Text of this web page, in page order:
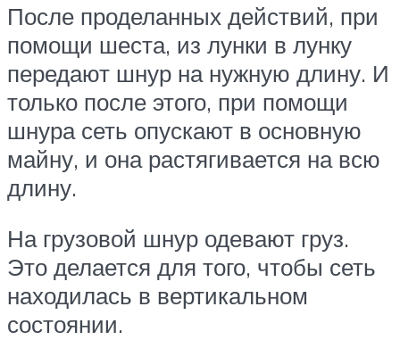
После проделанных действий, при
помощи шеста, из лунки в лунку
передают шнур на нужную длину. И
только после этого, при помощи
шнура сеть опускают в основную
майну, и она растягивается на всю
длину.
На грузовой шнур одевают груз.
Это делается для того, чтобы сеть
находилась в вертикальном
состоянии.